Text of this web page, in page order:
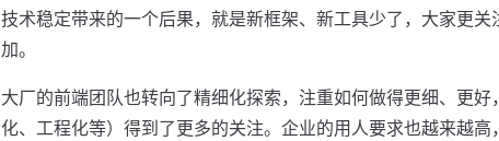
技术稳定带来的一个后果，就是新框架、新工具少了，大家更
加。
大厂的前端团队也转向了精细化探索，注重如何做得更细、更
化、工程化等）得到了更多的关注。企业的用人要求也越来越